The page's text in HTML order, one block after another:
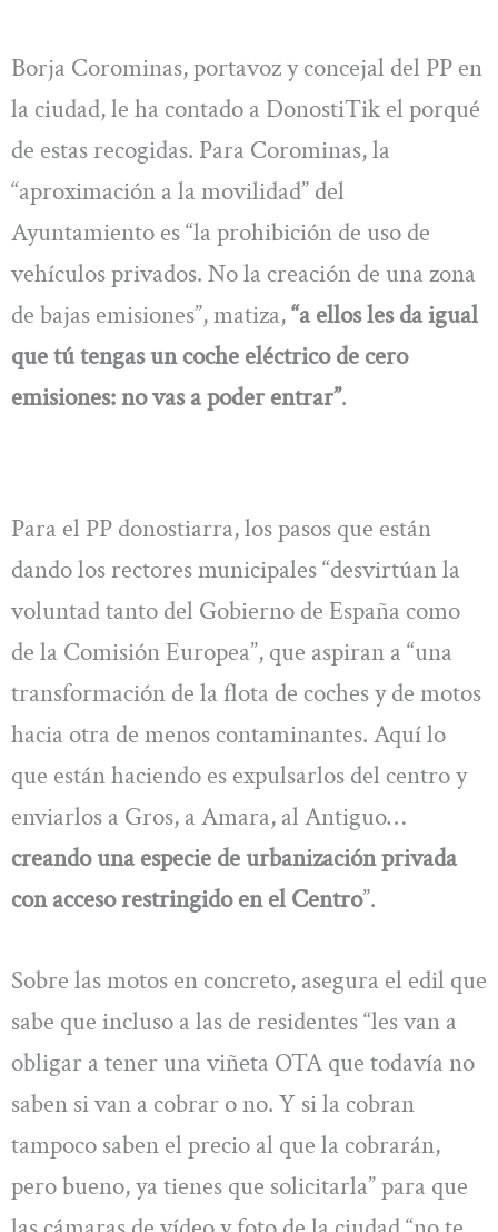
Borja Corominas, portavoz y concejal del PP en
la ciudad, le ha contado a DonostiTik el porqué
de estas recogidas. Para Corominas, la
“aproximación a la movilidad” del
Ayuntamiento es “la prohibición de uso de
vehículos privados. No la creación de una zona
de bajas emisiones”, matiza,“a ellos les da igual
que tú tengas un coche eléctrico de cero
emisiones: no vas a poder entrar”.
Para el PP donostiarra, los pasos que están
dando los rectores municipales “desvirtúan la
voluntad tanto del Gobierno de España como
de la Comisión Europea”, que aspiran a “una
transformación de la flota de coches y de motos
hacia otra de menos contaminantes. Aquí lo
que están haciendo es expulsarlos del centro y
enviarlos a Gros, a Amara, al Antiguo…
creando una especie de urbanización privada
con acceso restringido en el Centro”.
Sobre las motos en concreto, asegura el edil que
sabe que incluso a las de residentes “les van a
obligar a tener una viñeta OTA que todavía no
saben si van a cobrar o no. Y si la cobran
tampoco saben el precio al que la cobrarán,
pero bueno, ya tienes que solicitarla” para que